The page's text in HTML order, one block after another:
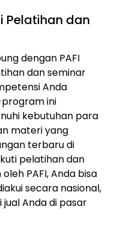
Pelatihan dan
dengan PAFI
dan seminar
Anda
ini
kebutuhan para
materi yang
terbaru di
pelatihan dan
PAFI, Anda bisa
secara nasional,
Anda di pasar